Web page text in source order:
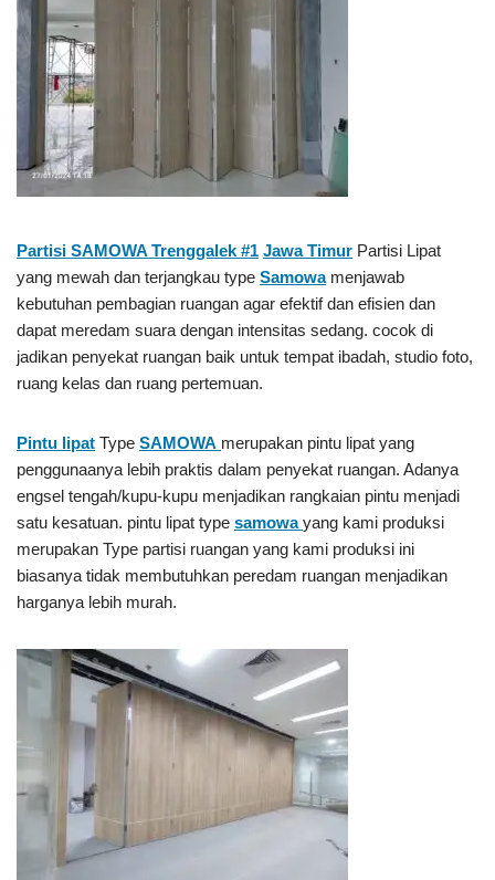
Partisi SAMOWA Trenggalek #1 Jawa Timur Partisi Lipat
yang mewah dan terjangkau type Samowa menjawab
kebutuhan pembagian ruangan agar efektif dan efisien dan
dapat meredam suara dengan intensitas sedang. cocok di
jadikan penyekat ruangan baik untuk tempat ibadah, studio foto,
ruang kelas dan ruang pertemuan.
Pintu lipat Type SAMOWA merupakan pintu lipat yang
penggunaanya lebih praktis dalam penyekat ruangan. Adanya
engsel tengah/kupu-kupu menjadikan rangkaian pintu menjadi
satu kesatuan. pintu lipat type samowa yang kami produksi
merupakan Type partisi ruangan yang kami produksi ini
biasanya tidak membutuhkan peredam ruangan menjadikan
harganya lebih murah.